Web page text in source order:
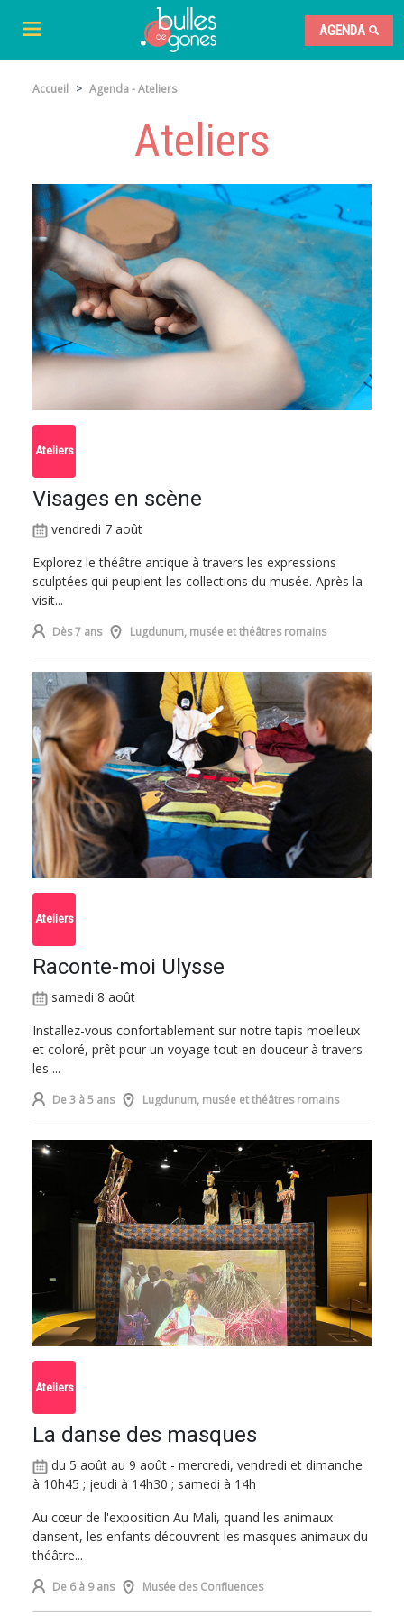
AGENDA
Accueil Agenda - Ateliers
Ateliers
Ateliers
Visages en scène
vendredi 7 août
Explorez le théâtre antique à travers les expressions
sculptées qui peuplent les collections du musée. Après la
visit...
Dès 7 ans Lugdunum, musée et théâtres romains
Ateliers
Raconte-moi Ulysse
samedi 8 août
Installez-vous confortablement sur notre tapis moelleux
et coloré, prêt pour un voyage tout en douceur à travers
les ...
De 3 à 5 ans Lugdunum, musée et théâtres romains
Ateliers
La danse des masques
du 5 août au 9 août - mercredi, vendredi et dimanche
à 10h45 ; jeudi à 14h30 ; samedi à 14h
Au cœur de l'exposition Au Mali, quand les animaux
dansent, les enfants découvrent les masques animaux du
théâtre...
De 6 à 9 ans Musée des Confluences